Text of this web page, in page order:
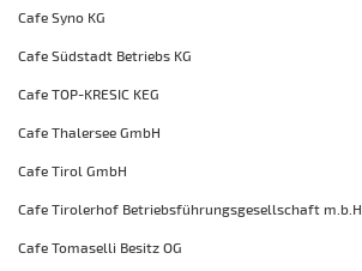
Cafe Syno KG
Cafe Südstadt Betriebs KG
Cafe TOP-KRESIC KEG
Cafe Thalersee GmbH
Cafe Tirol GmbH
Cafe Tirolerhof Betriebsführungsgesellschaft m.b.H.
Cafe Tomaselli Besitz OG